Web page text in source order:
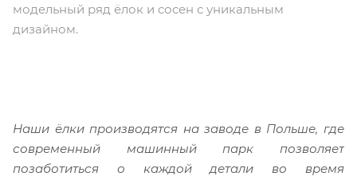
модельный ряд ёлок и сосен с уникальным
дизайном.
Наши ёлки производятся на заводе в Польше, где
современный машинный парк позволяет
позаботиться о каждой детали во время